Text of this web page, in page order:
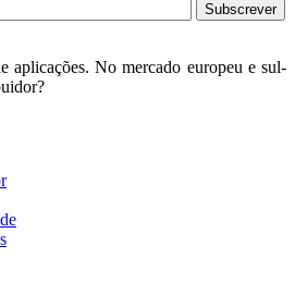
Subscrever
aplicações. No mercado europeu e sul-